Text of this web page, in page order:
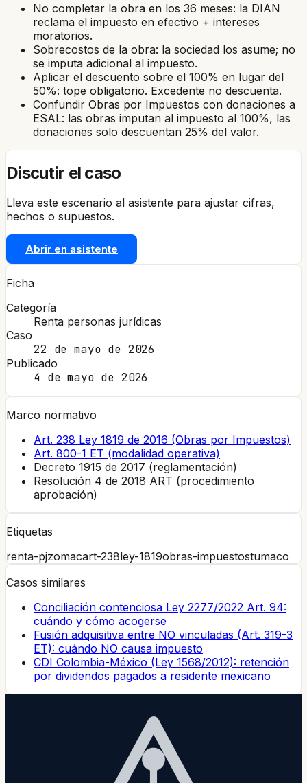
No completar la obra en los 36 meses: la DIAN
reclama el impuesto en efectivo + intereses
moratorios.
Sobrecostos de la obra: la sociedad los asume; no
se imputa adicional al impuesto.
Aplicar el descuento sobre el 100% en lugar del
50%: tope obligatorio. Excedente no descuenta.
Confundir Obras por Impuestos con donaciones a
ESAL: las obras imputan al impuesto al 100%, las
donaciones solo descuentan 25% del valor.
Discutir el caso
Lleva este escenario al asistente para ajustar cifras,
hechos o supuestos.
Abrir en asistente
Ficha
Categoría
Renta personas jurídicas
Caso
22 de mayo de 2026
Publicado
4 de mayo de 2026
Marco normativo
Art. 238 Ley 1819 de 2016 (Obras por Impuestos)
Art. 800-1 ET (modalidad operativa)
Decreto 1915 de 2017 (reglamentación)
Resolución 4 de 2018 ART (procedimiento
aprobación)
Etiquetas
renta-pjzomacart-238ley-1819obras-impuestostumaco
Casos similares
Conciliación contenciosa Ley 2277/2022 Art. 94:
cuándo y cómo acogerse
Fusión adquisitiva entre NO vinculadas (Art. 319-3
ET): cuándo NO causa impuesto
CDI Colombia-México (Ley 1568/2012): retención
por dividendos pagados a residente mexicano